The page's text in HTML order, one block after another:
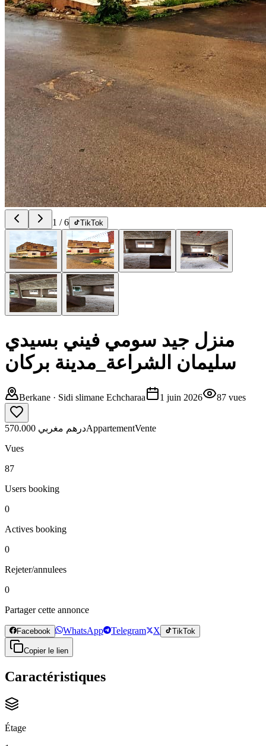
1 /6 TikTok
منزل جيد سومي فيني بسيدي
سليمان الشراعة_مدينة بركان
Berkane · Sidi slimane Echcharaa 1 juin 2026 87 vues
570.000 درهم مغربيAppartementVente
Vues
87
Users booking
0
Actives booking
0
Rejeter/annulees
0
Partager cette annonce
Facebook WhatsApp Telegram X TikTok
Copier le lien
Caractéristiques
Étage